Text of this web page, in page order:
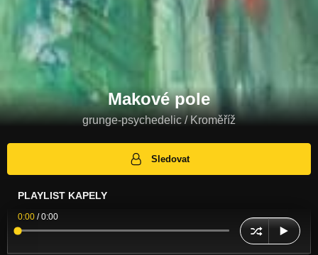
Makové pole
grunge-psychedelic / Kroměříž
Sledovat
PLAYLIST KAPELY
0:00 /0:00